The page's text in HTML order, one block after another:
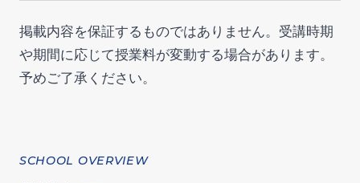
掲載内容を保証するものではありません。受講時期
や期間に応じて授業料が変動する場合があります。
予めご了承ください。
SCHOOL OVERVIEW